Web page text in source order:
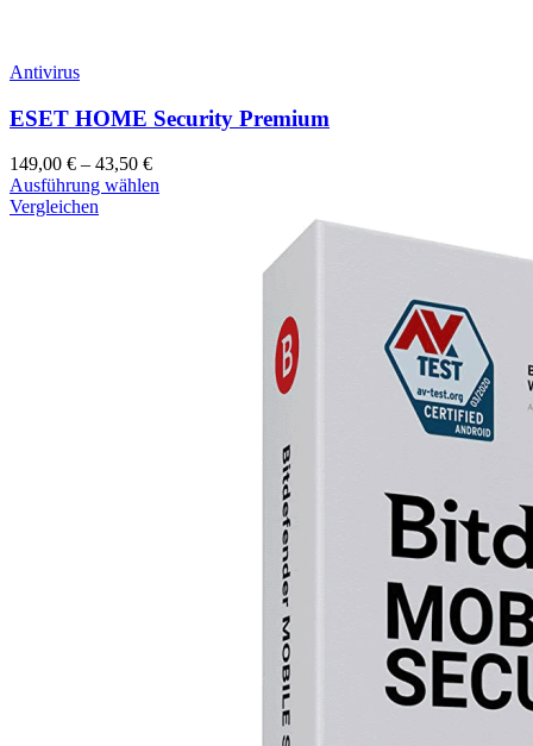
Antivirus
ESET HOME Security Premium
149,00 € – 43,50 €
Ausführung wählen
Vergleichen